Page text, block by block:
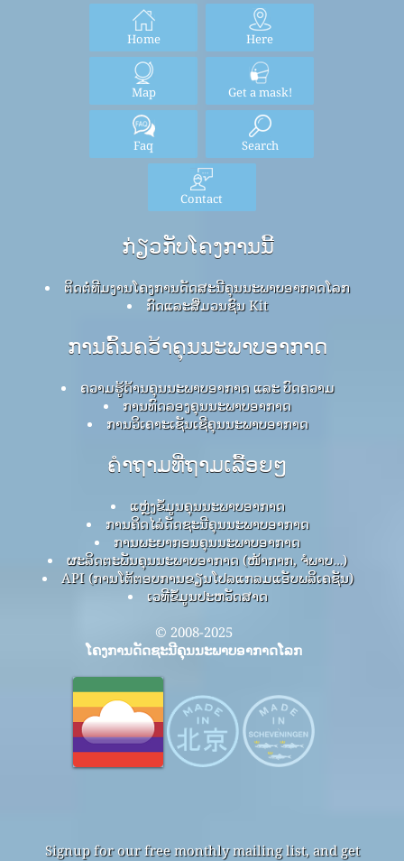
Home Here
Map Get a mask!
Faq Search
Contact
ກ່ຽວກັບໂຄງການນີ້
ຕິດຕໍ່ທີມງານໂຄງການດັດສະນີຄຸນນະພາບອາກາດໂລກ
ກົດ​ແລະ​ສື່​ມວນ​ຊົນ Kit
ການຄົ້ນຄວ້າຄຸນນະພາບອາກາດ
ຄວາມຮູ້ດ້ານຄຸນນະພາບອາກາດ ແລະ ບົດຄວາມ
ການທົດລອງຄຸນນະພາບອາກາດ
ການວິເຄາະເຊັນເຊີຄຸນນະພາບອາກາດ
ຄໍາຖາມທີ່ຖາມເລື້ອຍໆ
ແຫຼ່ງຂໍ້ມູນຄຸນນະພາບອາກາດ
ການຄິດໄລ່ດັດຊະນີຄຸນນະພາບອາກາດ
ການພະຍາກອນຄຸນນະພາບອາກາດ
ຜະລິດຕະພັນຄຸນນະພາບອາກາດ (ໜ້າກາກ, ຈໍພາບ…)
API (ການໂຕ້ຕອບການຂຽນໂປລແກລມແອັບພລິເຄຊັນ)
ເວທີຂໍ້ມູນປະຫວັດສາດ
© 2008-2025
ໂຄງການດັດຊະນີຄຸນນະພາບອາກາດໂລກ
Signup for our free monthly mailing list, and get